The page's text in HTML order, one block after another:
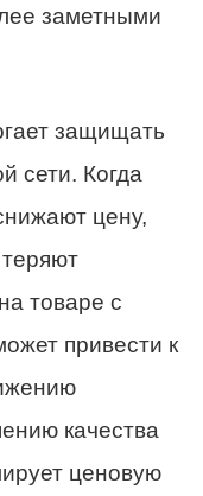
заметными
защищать
сети. Когда
цену,
товаре с
привести к
качества
ценовую